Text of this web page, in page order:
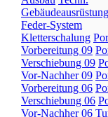
Gebäudeausrüstung
Feder-System
Kletterschalung
Vorbereitung 09
Verschiebung 09
Vor-Nachher 09
Vorbereitung 06
Verschiebung 06
Vor-Nachher 06